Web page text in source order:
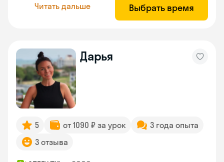
Читать дальше Выбрать время
Дарья
5 от 1090 ₽ за урок
3 года опыта
3 отзыва